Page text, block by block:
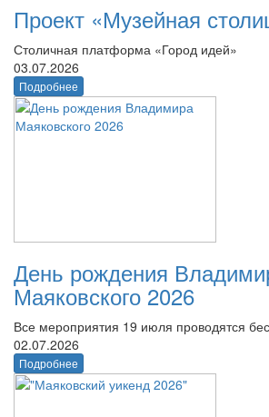
Проект «Музейная
Столичная платформа «Город идей»
03.07.2026
Подробнее
День рождения
Маяковского 2026
Все мероприятия 19 июля проводятся
02.07.2026
Подробнее